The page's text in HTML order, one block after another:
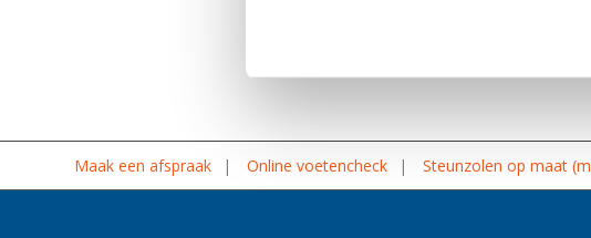
Maak een afspraak Online voetencheck Steunzolen op maat